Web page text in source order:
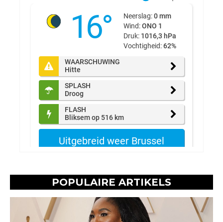
POPULAIRE ARTIKELS